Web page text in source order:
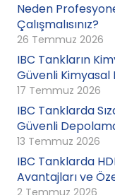
Neden
Çalışmalısınız?
26 Temmuz 2026
IBC Tankların
Güvenli
17 Temmuz 2026
IBC Tanklarda
Güvenli
13 Temmuz 2026
IBC Tanklarda
Avantajları ve